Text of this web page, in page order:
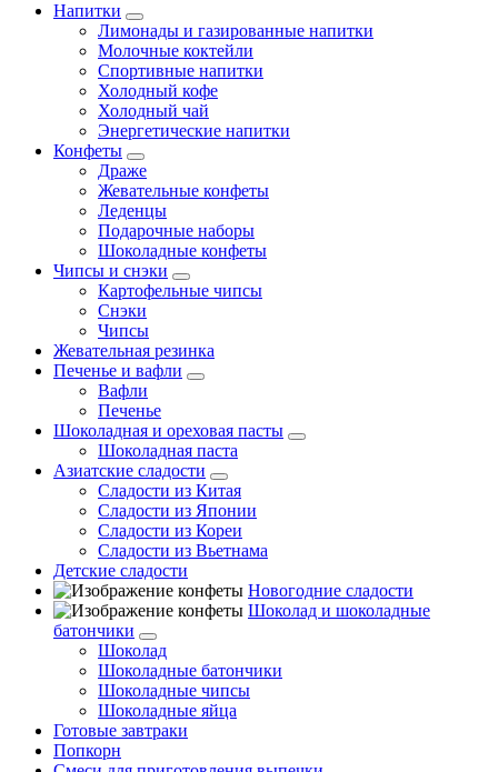
Напитки
Лимонады и газированные напитки
Молочные коктейли
Спортивные напитки
Холодный кофе
Холодный чай
Энергетические напитки
Конфеты
Драже
Жевательные конфеты
Леденцы
Подарочные наборы
Шоколадные конфеты
Чипсы и снэки
Картофельные чипсы
Снэки
Чипсы
Жевательная резинка
Печенье и вафли
Вафли
Печенье
Шоколадная и ореховая пасты
Шоколадная паста
Азиатские сладости
Сладости из Китая
Сладости из Японии
Сладости из Кореи
Сладости из Вьетнама
Детские сладости
Новогодние сладости
Шоколад и шоколадные
батончики
Шоколад
Шоколадные батончики
Шоколадные чипсы
Шоколадные яйца
Готовые завтраки
Попкорн